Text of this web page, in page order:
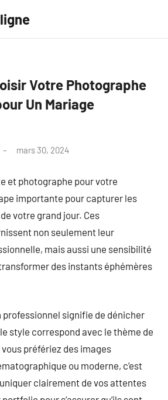
Votre Photographe
Un Mariage
mars 30, 2024
et photographe pour votre
importante pour capturer les
votre grand jour. Ces
non seulement leur
mais aussi une sensibilité
des instants éphémères
professionnel signifie de dénicher
style correspond avec le thème de
préfériez des images
ou moderne, c’est
clairement de vos attentes